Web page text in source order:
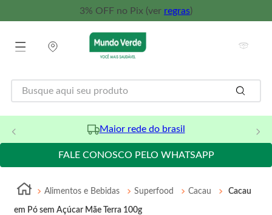
3% OFF no Pix (ver regras)
Maior rede do brasil
FALE CONOSCO PELO WHATSAPP
Alimentos e Bebidas Superfood Cacau Cacau
em Pó sem Açúcar Mãe Terra 100g